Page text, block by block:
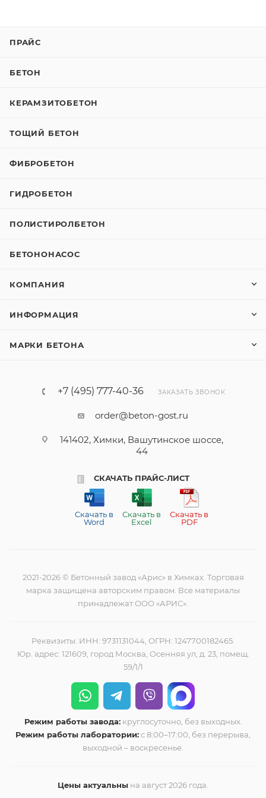
ПРАЙС
БЕТОН
КЕРАМЗИТОБЕТОН
ТОЩИЙ БЕТОН
ФИБРОБЕТОН
ГИДРОБЕТОН
ПОЛИСТИРОЛБЕТОН
БЕТОНОНАСОС
КОМПАНИЯ
ИНФОРМАЦИЯ
МАРКИ БЕТОНА
+7 (495) 777-40-36 ЗАКАЗАТЬ ЗВОНОК
order@beton-gost.ru
141402, Химки, Вашутинское шоссе,
44
СКАЧАТЬ ПРАЙС-ЛИСТ
Скачать в
Word
Скачать в
Excel
Скачать в
PDF
2021-2026 © Бетонный завод «Арис» в Химках. Торговая
марка защищена авторским правом. Все материалы
принадлежат ООО «АРИС».
Реквизиты: ИНН: 9731131044, ОГРН: 1247700182465.
Юр. адрес: 121609, город Москва, Осенняя ул, д. 23, помещ.
59/1/1
Режим работы завода:круглосуточно, без выходных.
Режим работы лаборатории:с 8:00–17:00, без перерыва,
выходной – воскресенье.
Цены актуальны на август 2026 года.